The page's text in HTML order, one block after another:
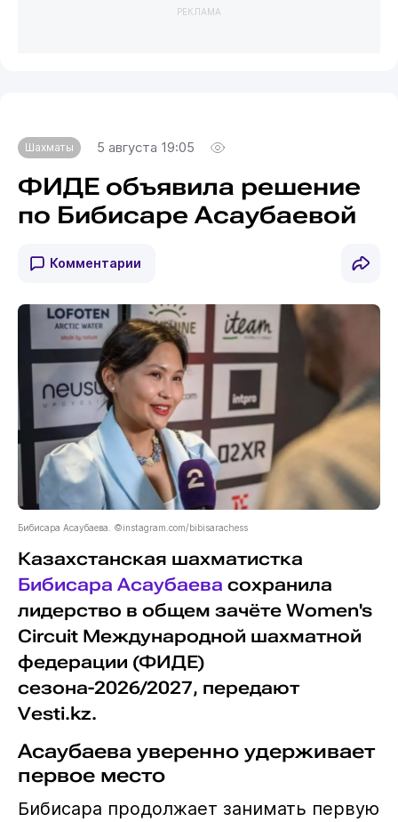
РЕКЛАМА
Шахматы 5 августа 19:05
ФИДЕ объявила решение
по Бибисаре Асаубаевой
Комментарии
Бибисара Асаубаева. ©instagram.com/bibisarachess
Казахстанская шахматистка
Бибисара Асаубаева сохранила
лидерство в общем зачёте Women's
Circuit Международной шахматной
федерации (ФИДЕ)
сезона-2026/2027, передают
Vesti.kz.
Асаубаева уверенно удерживает
первое место
Бибисара продолжает занимать первую